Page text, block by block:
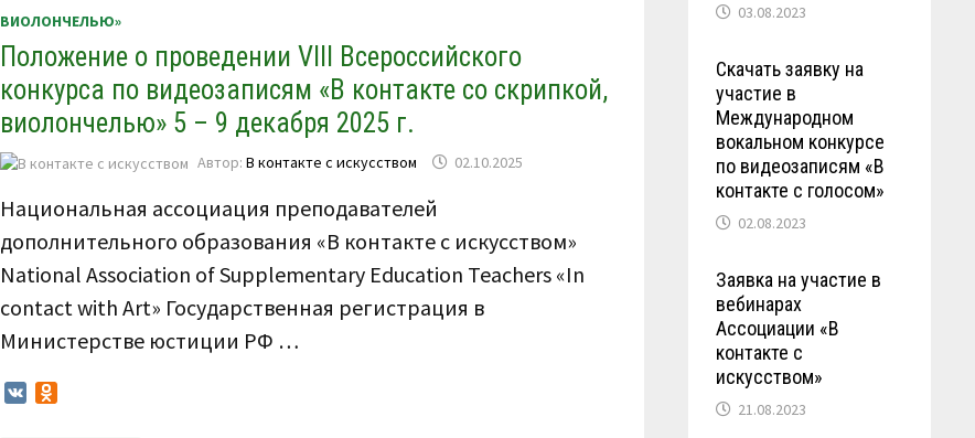
ВИОЛОНЧЕЛЬЮ»
Положение о проведении VIII Всероссийского
конкурса по видеозаписям «В контакте со скрипкой,
виолончелью» 5 – 9 декабря 2025 г.
Автор: В контакте с искусством 02.10.2025
Национальная ассоциация преподавателей
дополнительного образования «В контакте с искусством»
National Association of Supplementary Education Teachers «In
contact with Art» Государственная регистрация в
Министерстве юстиции РФ …
VK
03.08.2023
Скачать заявку на
участие в
Международном
вокальном конкурсе
по видеозаписям «В
контакте с голосом»
02.08.2023
Заявка на участие в
вебинарах
Ассоциации «В
контакте с
искусством»
21.08.2023